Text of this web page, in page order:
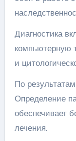
Диагностика
компьютерную
и
По
Определение
обеспечивает
лечения.